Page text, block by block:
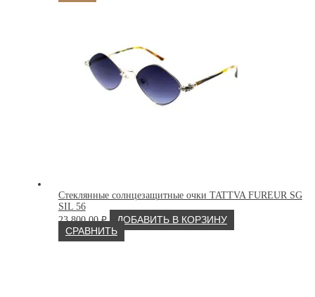
Стеклянные солнцезащитные очки TATTVA FUREUR SG
SIL 56
23 800.00₽
ДОБАВИТЬ В КОРЗИНУ
СРАВНИТЬ